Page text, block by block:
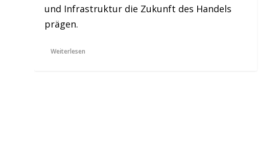
und Infrastruktur die Zukunft des Handels
prägen.
Weiterlesen